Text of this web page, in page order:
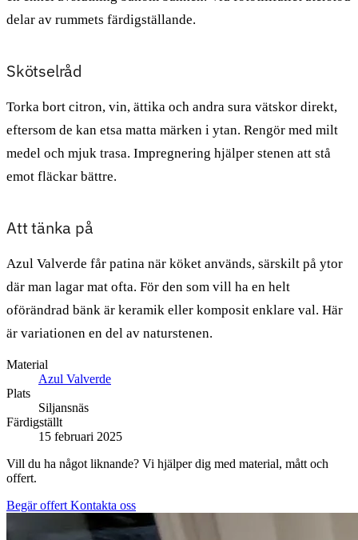
delar av rummets färdigställande.
Skötselråd
Torka bort citron, vin, ättika och andra sura vätskor direkt,
eftersom de kan etsa matta märken i ytan. Rengör med milt
medel och mjuk trasa. Impregnering hjälper stenen att stå
emot fläckar bättre.
Att tänka på
Azul Valverde får patina när köket används, särskilt på ytor
där man lagar mat ofta. För den som vill ha en helt
oförändrad bänk är keramik eller komposit enklare val. Här
är variationen en del av naturstenen.
Material
Azul Valverde
Plats
Siljansnäs
Färdigställt
15 februari 2025
Vill du ha något liknande? Vi hjälper dig med material, mått och
offert.
Begär offert Kontakta oss